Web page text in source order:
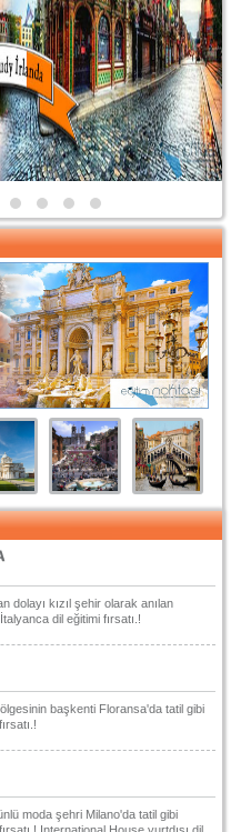
dolayı kızıl şehir olarak anılan
dil eğitimi fırsatı.!
başkenti Floransa'da tatil gibi
moda şehri Milano'da tatil gibi